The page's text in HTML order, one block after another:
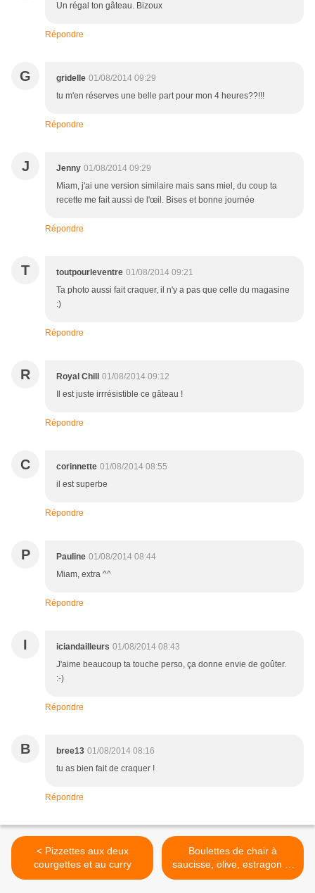
Un régal ton gâteau. Bizoux
Répondre
G gridelle 01/08/2014 09:29
tu m'en réserves une belle part pour mon 4 heures??!!!
Répondre
J Jenny 01/08/2014 09:29
Miam, j'ai une version similaire mais sans miel, du coup ta
recette me fait aussi de l'œil. Bises et bonne journée
Répondre
T toutpourleventre 01/08/2014 09:21
Ta photo aussi fait craquer, il n'y a pas que celle du magasine
:)
Répondre
R Royal Chill
01/08/2014 09:12
Il est juste irrrésistible ce gâteau !
Répondre
C corinnette 01/08/2014 08:55
il est superbe
Répondre
P Pauline 01/08/2014 08:44
Miam, extra ^^
Répondre
I iciandailleurs 01/08/2014 08:43
J'aime beaucoup ta touche perso, ça donne envie de goûter.
:-)
Répondre
B bree13 01/08/2014 08:16
tu as bien fait de craquer !
Répondre
< Pizzettes aux deux
courgettes et au curry
Boulettes de chair à
saucisse, olive, estragon et
saint nectaire >